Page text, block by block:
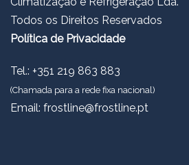
Todos os Direitos Reservados
Política de Privacidade
Tel.: +351 219 863 883
(Chamada para a rede fixa nacional)
Email: frostline@frostline.pt